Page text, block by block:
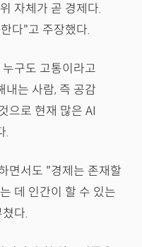
자체가 곧 경제다.
다"고 주장했다.
구도 고통이라고
내는 사람, 즉 공감
으로 현재 많은 AI
.
면서도 "경제는 존재할
데 인간이 할 수 있는
다.